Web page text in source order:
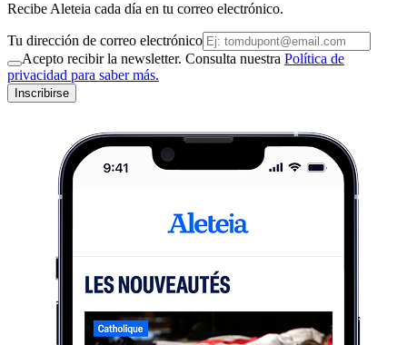
Recibe Aleteia cada día en tu correo electrónico.
Tu dirección de correo electrónico
Acepto recibir la newsletter. Consulta nuestra Política de
privacidad para saber más.
Inscribirse